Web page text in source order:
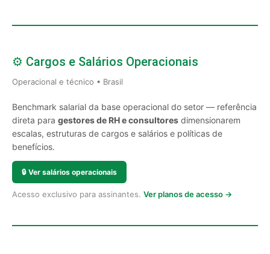
⚙️ Cargos e Salários Operacionais
Operacional e técnico • Brasil
Benchmark salarial da base operacional do setor — referência
direta para gestores de RH e consultores dimensionarem
escalas, estruturas de cargos e salários e políticas de
benefícios.
🔒 Ver salários operacionais
Acesso exclusivo para assinantes. Ver planos de acesso →